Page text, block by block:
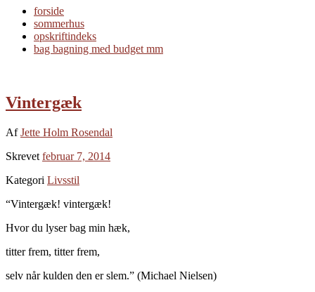
forside
sommerhus
opskriftindeks
bag bagning med budget mm
Vintergæk
AfJette Holm Rosendal
Skrevet februar 7, 2014
Kategori Livsstil
“Vintergæk! vintergæk!
Hvor du lyser bag min hæk,
titter frem, titter frem,
selv når kulden den er slem.” (Michael Nielsen)